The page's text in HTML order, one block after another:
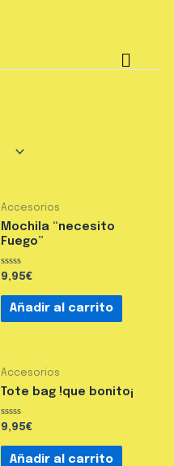
Accesorios
Mochila “necesito
Fuego”
Valorado
en
0
de
9,95€
Añadir al carrito
Accesorios
Tote bag !que bonito¡
Valorado
en
0
de
9,95€
Añadir al carrito